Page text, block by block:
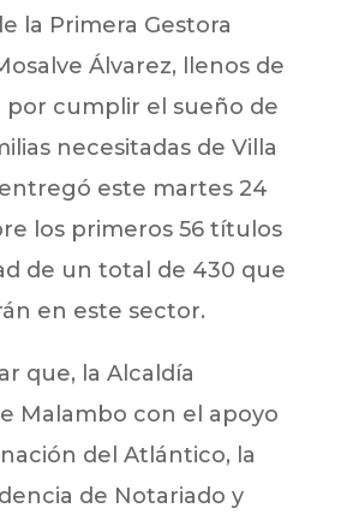
la Primera Gestora
Álvarez, llenos de
por cumplir el sueño de
necesitadas de Villa
este martes 24
los primeros 56 títulos
de un total de 430 que
en este sector.
que, la Alcaldía
Malambo con el apoyo
del Atlántico, la
de Notariado y